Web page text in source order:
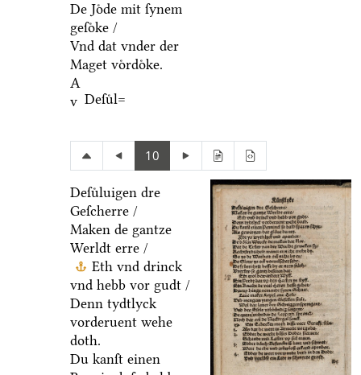
De Joͤde mit ſynem
geſoͤke /
Vnd dat vnder der
Maget voͤrdoͤke.
A
v Deſuͤl=
10
Deſuͤluigen dre
Geſcherre /
Maken de gantze
Werldt erre /
Eth vnd drinck
vnd hebb vor gudt /
Denn tydtlyck
vorderuent wehe
doth.
Du kanſt einen